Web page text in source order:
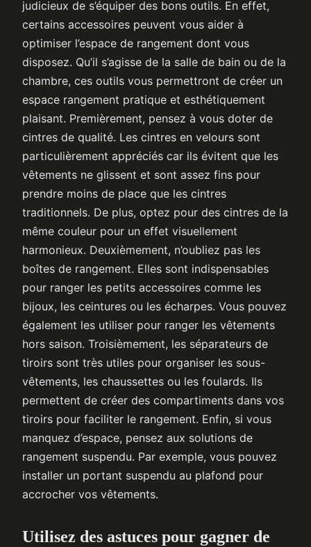
judicieux de s’équiper des bons outils. En effet,
certains accessoires peuvent vous aider à
optimiser l’espace de rangement dont vous
disposez. Qu’il s’agisse de la salle de bain ou de la
chambre, ces outils vous permettront de créer un
espace rangement pratique et esthétiquement
plaisant. Premièrement, pensez à vous doter de
cintres de qualité. Les cintres en velours sont
particulièrement appréciés car ils évitent que les
vêtements ne glissent et sont assez fins pour
prendre moins de place que les cintres
traditionnels. De plus, optez pour des cintres de la
même couleur pour un effet visuellement
harmonieux. Deuxièmement, n’oubliez pas les
boîtes de rangement. Elles sont indispensables
pour ranger les petits accessoires comme les
bijoux, les ceintures ou les écharpes. Vous pouvez
également les utiliser pour ranger les vêtements
hors saison. Troisièmement, les séparateurs de
tiroirs sont très utiles pour organiser les sous-
vêtements, les chaussettes ou les foulards. Ils
permettent de créer des compartiments dans vos
tiroirs pour faciliter le rangement. Enfin, si vous
manquez d’espace, pensez aux solutions de
rangement suspendu. Par exemple, vous pouvez
installer un portant suspendu au plafond pour
accrocher vos vêtements.
Utilisez des astuces pour gagner de